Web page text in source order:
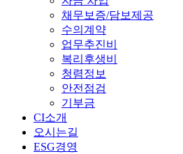
채무보증/담보제공
수의계약
업무추진비
복리후생비
청렴정보
안전점검
기부금
CI소개
오시는길
ESG경영